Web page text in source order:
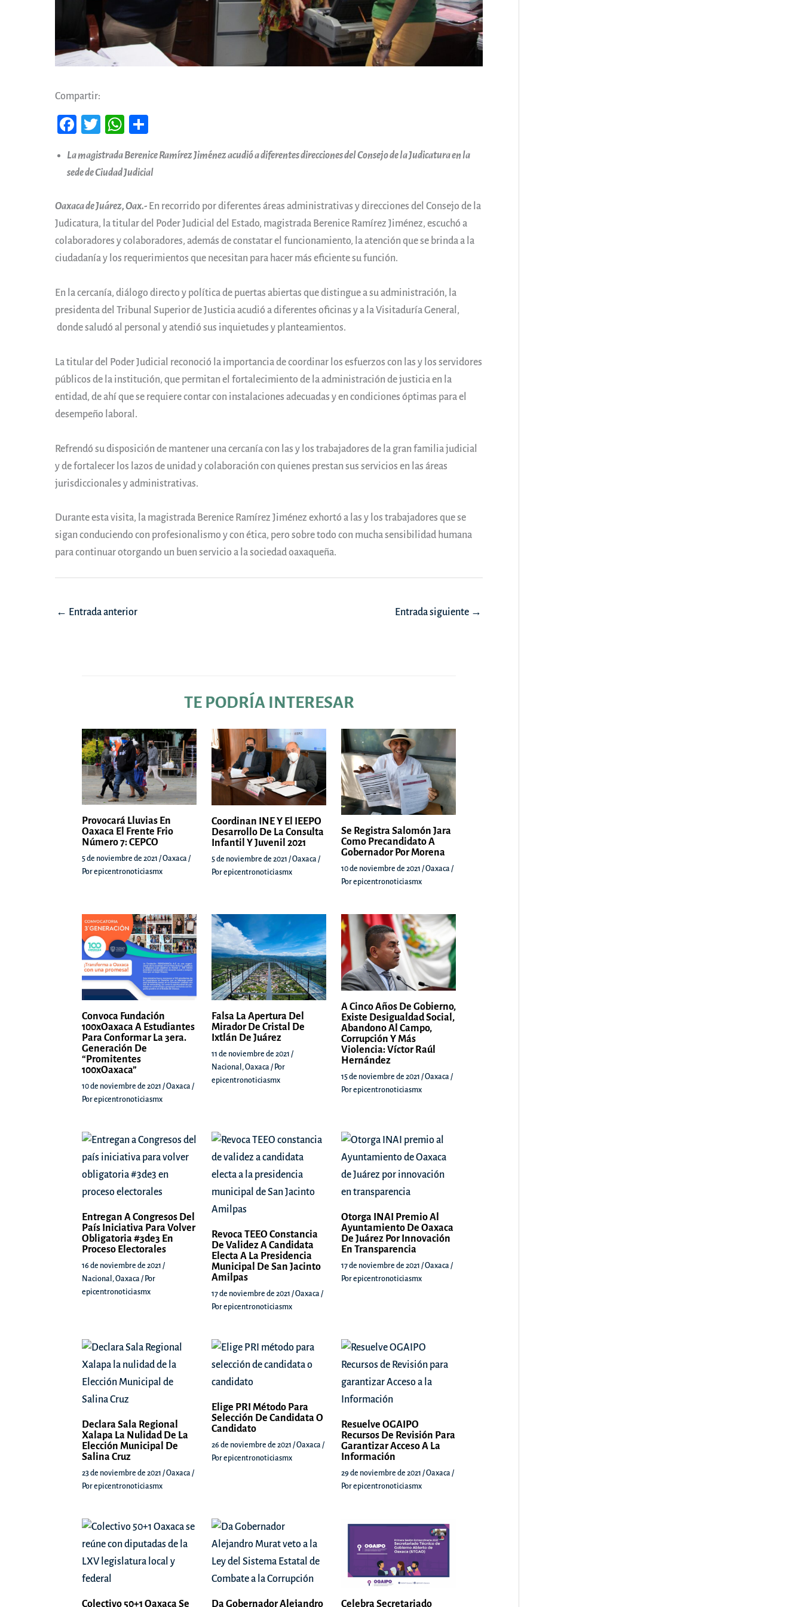
Compartir:
Fa
b
oo
k
T
tt
er
W
ts
A
pp
pa
rti
r
La magistrada Berenice Ramírez Jiménez acudió a diferentes direcciones del Consejo de la Judicatura en la
sede de Ciudad Judicial
Oaxaca de Juárez, Oax.- En recorrido por diferentes áreas administrativas y direcciones del Consejo de la
Judicatura, la titular del Poder Judicial del Estado, magistrada Berenice Ramírez Jiménez, escuchó a
colaboradores y colaboradores, además de constatar el funcionamiento, la atención que se brinda a la
ciudadanía y los requerimientos que necesitan para hacer más eficiente su función.
En la cercanía, diálogo directo y política de puertas abiertas que distingue a su administración, la
presidenta del Tribunal Superior de Justicia acudió a diferentes oficinas y a la Visitaduría General,
donde saludó al personal y atendió sus inquietudes y planteamientos.
La titular del Poder Judicial reconoció la importancia de coordinar los esfuerzos con las y los servidores
públicos de la institución, que permitan el fortalecimiento de la administración de justicia en la
entidad, de ahí que se requiere contar con instalaciones adecuadas y en condiciones óptimas para el
desempeño laboral.
Refrendó su disposición de mantener una cercanía con las y los trabajadores de la gran familia judicial
y de fortalecer los lazos de unidad y colaboración con quienes prestan sus servicios en las áreas
jurisdiccionales y administrativas.
Durante esta visita, la magistrada Berenice Ramírez Jiménez exhortó a las y los trabajadores que se
sigan conduciendo con profesionalismo y con ética, pero sobre todo con mucha sensibilidad humana
para continuar otorgando un buen servicio a la sociedad oaxaqueña.
Navegación
← Entrada anterior Entrada siguiente →
TE PODRÍA INTERESAR
Provocará Lluvias En
Oaxaca El Frente Frio
Número 7: CEPCO
5 de noviembre de 2021 /Oaxaca /
Porepicentronoticiasmx
Coordinan INE Y El IEEPO
Desarrollo De La Consulta
Infantil Y Juvenil 2021
5 de noviembre de 2021/Oaxaca /
Porepicentronoticiasmx
Se Registra Salomón Jara
Como Precandidato A
Gobernador Por Morena
10 de noviembre de 2021/Oaxaca /
Porepicentronoticiasmx
Convoca Fundación
100xOaxaca A Estudiantes
Para Conformar La 3era.
Generación De
“Promitentes
100xOaxaca”
10 de noviembre de 2021 /Oaxaca /
Porepicentronoticiasmx
Falsa La Apertura Del
Mirador De Cristal De
Ixtlán De Juárez
11 de noviembre de 2021/
Nacional ,Oaxaca / Por
epicentronoticiasmx
A Cinco Años De Gobierno,
Existe Desigualdad Social,
Abandono Al Campo,
Corrupción Y Más
Violencia: Víctor Raúl
Hernández
15 de noviembre de 2021/Oaxaca /
Porepicentronoticiasmx
Entregan A Congresos Del
País Iniciativa Para Volver
Obligatoria #3de3 En
Proceso Electorales
16 de noviembre de 2021 /
Nacional ,Oaxaca / Por
epicentronoticiasmx
Revoca TEEO Constancia
De Validez A Candidata
Electa A La Presidencia
Municipal De San Jacinto
Amilpas
17 de noviembre de 2021/Oaxaca /
Porepicentronoticiasmx
Otorga INAI Premio Al
Ayuntamiento De Oaxaca
De Juárez Por Innovación
En Transparencia
17 de noviembre de 2021/Oaxaca /
Porepicentronoticiasmx
Declara Sala Regional
Xalapa La Nulidad De La
Elección Municipal De
Salina Cruz
23 de noviembre de 2021 /Oaxaca /
Porepicentronoticiasmx
Elige PRI Método Para
Selección De Candidata O
Candidato
26 de noviembre de 2021/Oaxaca /
Porepicentronoticiasmx
Resuelve OGAIPO
Recursos De Revisión Para
Garantizar Acceso A La
Información
29 de noviembre de 2021/Oaxaca /
Porepicentronoticiasmx
Colectivo 50+1 Oaxaca Se Da Gobernador Alejandro Celebra Secretariado